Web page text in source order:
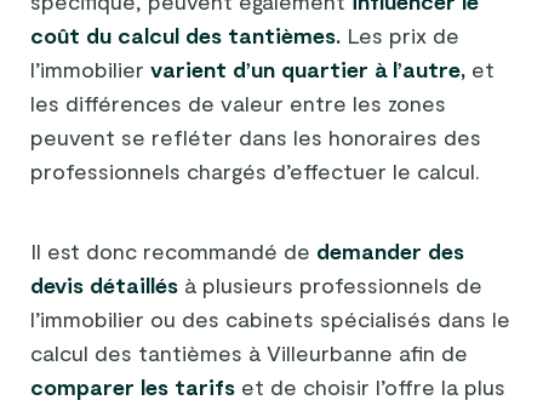
coût du calcul des tantièmes. Les prix de
l’immobilier varient d’un quartier à l’autre, et
les différences de valeur entre les zones
peuvent se refléter dans les honoraires des
professionnels chargés d’effectuer le calcul.
Il est donc recommandé de demander des
devis détaillés à plusieurs professionnels de
l’immobilier ou des cabinets spécialisés dans le
calcul des tantièmes à Villeurbanne afin de
comparer les tarifs et de choisir l’offre la plus